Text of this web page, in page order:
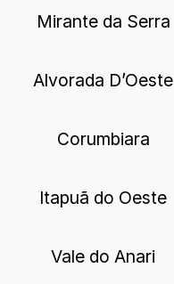
Mirante da Serra
Alvorada D’Oeste
Corumbiara
Itapuã do Oeste
Vale do Anari